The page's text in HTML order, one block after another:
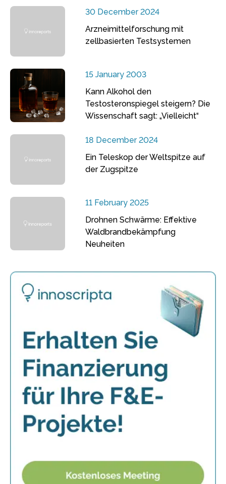
30 December 2024
Arzneimittelforschung mit
zellbasierten Testsystemen
15 January 2003
Kann Alkohol den
Testosteronspiegel steigern? Die
Wissenschaft sagt: „Vielleicht“
18 December 2024
Ein Teleskop der Weltspitze auf
der Zugspitze
11 February 2025
Drohnen Schwärme: Effektive
Waldbrandbekämpfung
Neuheiten